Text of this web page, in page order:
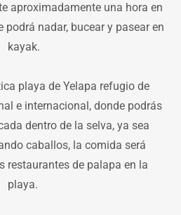
aproximadamente una hora en
nadar, bucear y pasear en
kayak.
playa de Yelapa refugio de
e internacional, donde podrás
dentro de la selva, ya sea
caballos, la comida será
restaurantes de palapa en la
playa.